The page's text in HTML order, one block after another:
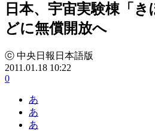
日本、宇宙実験棟「
どに無償開放へ
ⓒ 中央日報日本語版
2011.01.18 10:22
0
あ
あ
あ